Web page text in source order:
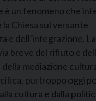
è un fenomeno che
Chiesa sul versante
e dell’integrazione.
breve del rifiuto e
della mediazione
purtroppo oggi
cultura e dalla